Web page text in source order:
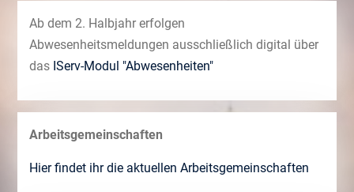
Ab dem 2. Halbjahr erfolgen
Abwesenheitsmeldungen ausschließlich digital über
das IServ-Modul "Abwesenheiten"
Arbeitsgemeinschaften
Hier findet ihr die aktuellen Arbeitsgemeinschaften